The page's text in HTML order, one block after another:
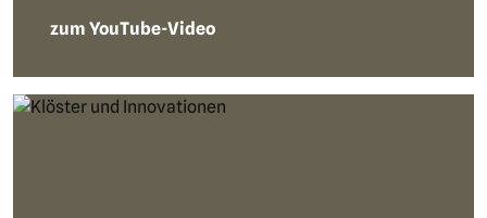
zum YouTube-Video